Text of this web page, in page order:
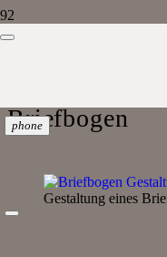
phone
Briefbogen
Gestaltung eines